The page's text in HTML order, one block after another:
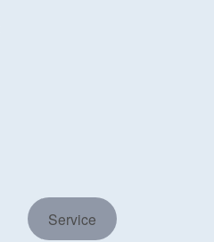
Service